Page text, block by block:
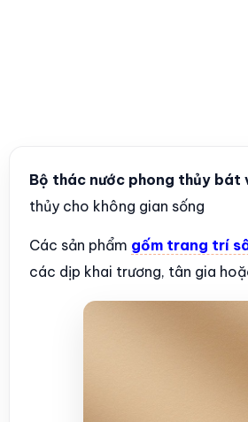
Bộ thác nước phong thủy bát
thủy cho không gian sống
Các sản phẩm gốm trang trí
các dịp khai trương, tân gia